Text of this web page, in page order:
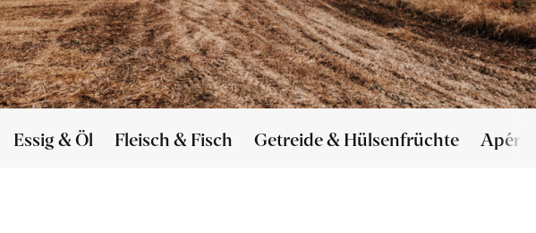
Essig & Öl Fleisch & Fisch Getreide & Hülsenfrüchte Apéro